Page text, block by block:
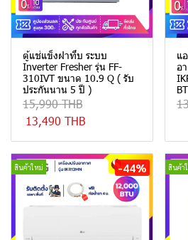
ตู้แช่แข็งฝาทึบ ระบบ
Inverter Fresher รุ่น FF-
310IVT ขนาด 10.9 Q ( รับ
ประกันนาน 5 ปี )
15,990 THB
13,490 THB
แ
อ
สินค้าใหม่ -44% สินค้า